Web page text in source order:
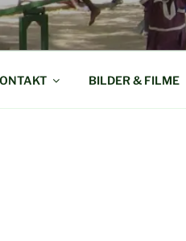
IN
BILDER & FILME